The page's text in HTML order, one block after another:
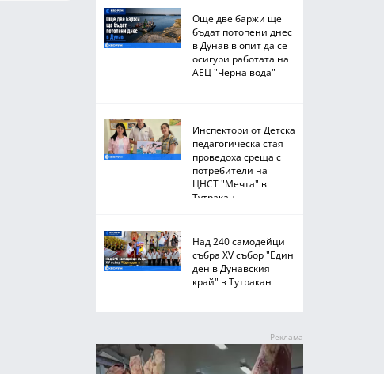
Още две баржи ще
бъдат потопени днес
в Дунав в опит да се
осигури работата на
АЕЦ "Черна вода"
Инспектори от Детска
педагогическа стая
проведоха среща с
потребители на
ЦНСТ "Мечта" в
Тутракан
Над 240 самодейци
събра XV събор "Един
ден в Дунавския
край" в Тутракан